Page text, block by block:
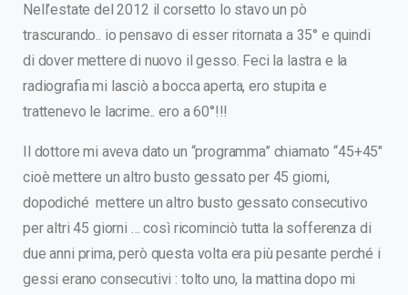
Nell’estate del 2012 il corsetto lo stavo un pò
trascurando.. io pensavo di esser ritornata a 35° e quindi
di dover mettere di nuovo il gesso. Feci la lastra e la
radiografia mi lasciò a bocca aperta, ero stupita e
trattenevo le lacrime.. ero a 60°!!!
Il dottore mi aveva dato un “programma” chiamato “45+45″
cioè mettere un altro busto gessato per 45 giorni,
dopodiché mettere un altro busto gessato consecutivo
per altri 45 giorni … così ricominciò tutta la sofferenza di
due anni prima, però questa volta era più pesante perché i
gessi erano consecutivi : tolto uno, la mattina dopo mi